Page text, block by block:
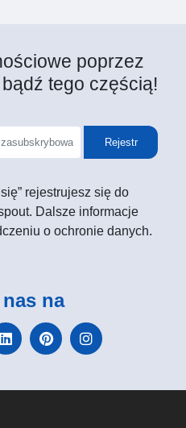
poprzez
tego częścią!
Rejestr
rejestrujesz się do
Dalsze informacje
o ochronie danych.
nas na